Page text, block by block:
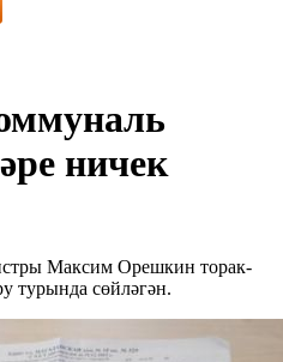
ничек
Максим Орешкин торак-
турында сөйләгән.